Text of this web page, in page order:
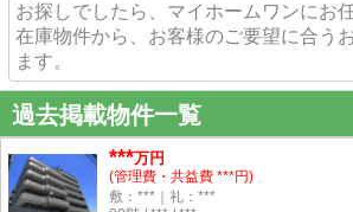
お探しでしたら、マイホームワンにお
在庫物件から、お客様のご要望に合う
ます。
過去掲載物件一覧
***万円
(管理費・共益費 ***円)
敷：***｜礼：***